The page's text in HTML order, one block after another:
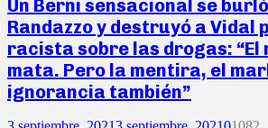
Un Berni sensacional se
Randazzo y destruyó a Vidal
racista sobre las drogas:
mata. Pero la mentira, el
ignorancia también”